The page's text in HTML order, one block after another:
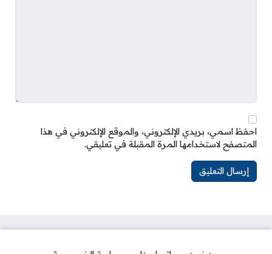
احفظ اسمي، بريدي الإلكتروني، والموقع الإلكتروني في هذا
المتصفح لاستخدامها المرة المقبلة في تعليقي.